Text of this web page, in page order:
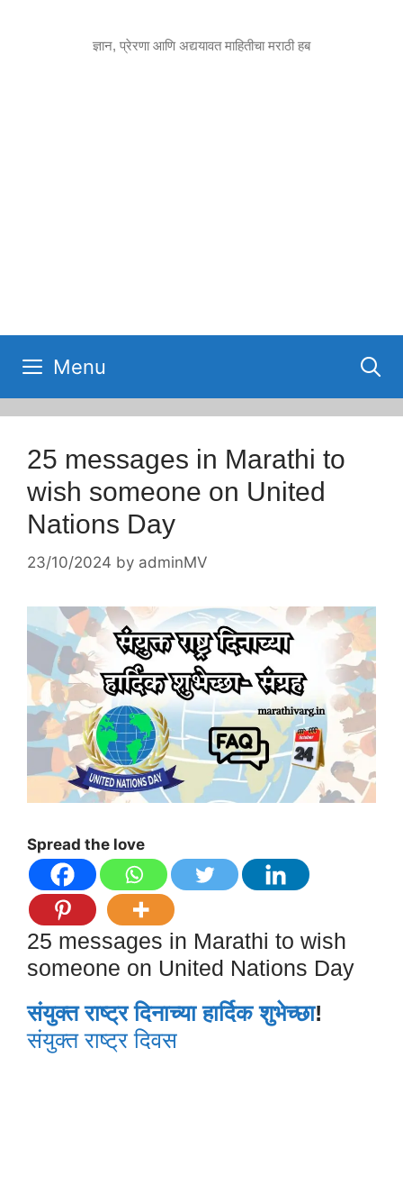
ज्ञान, प्रेरणा आणि अद्ययावत माहितीचा मराठी हब
Menu
25 messages in Marathi to
wish someone on United
Nations Day
23/10/2024 by adminMV
Spread the love
25 messages in Marathi to wish
someone on United Nations Day
संयुक्त राष्ट्र दिनाच्या हार्दिक शुभेच्छा!
संयुक्त राष्ट्र दिवस